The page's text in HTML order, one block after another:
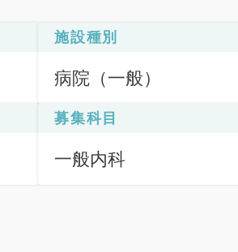
施設種別
病院（一般）
募集科目
一般内科